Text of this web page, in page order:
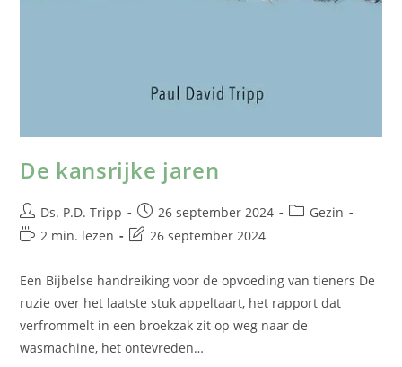
De kansrijke jaren
Ds. P.D. Tripp 26 september 2024
Gezin
2 min. lezen
26 september 2024
Een Bijbelse handreiking voor de opvoeding van tieners De
ruzie over het laatste stuk appeltaart, het rapport dat
verfrommelt in een broekzak zit op weg naar de
wasmachine, het ontevreden…